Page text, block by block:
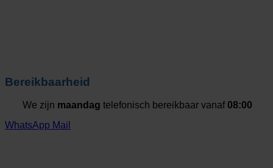
Bereikbaarheid
We zijn maandag telefonisch bereikbaar vanaf 08:00
WhatsApp Mail